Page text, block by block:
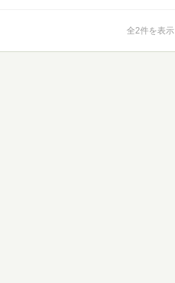
全2件を表示